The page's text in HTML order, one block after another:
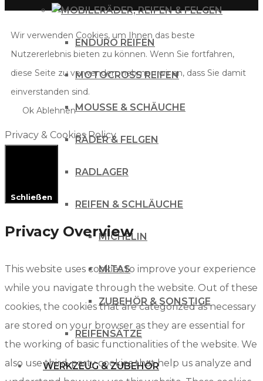
RÄDER, REIFEN & FELGEN
ENDURO REIFEN
MOTOCROSS REIFEN
MOUSSE & SCHÄUCHE
RÄDER & FELGEN
RADLAGER
REIFEN & SCHLÄUCHE
MICHELIN
MITAS
ZUBEHÖR & SONSTIGE
REIFENSÄTZE
WERKZEUG & ZUBEHÖR
Wir verwenden Cookies, um Ihnen das beste
Nutzererlebnis bieten zu können. Wenn Sie fortfahren,
diese Seite zu verwenden, nehmen wir an, dass Sie damit
einverstanden sind.
Ok Ablehnen
Privacy & Cookies Policy
Schließen
Privacy Overview
This website uses cookies to improve your experience
while you navigate through the website. Out of these
cookies, the cookies that are categorized as necessary
are stored on your browser as they are essential for
the working of basic functionalities of the website. We
also use third-party cookies that help us analyze and